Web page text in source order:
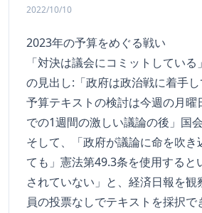
2022/10/10
2023年の予算をめぐる戦い
「対決は議会にコミットしてい
の見出し:「政府は政治戦に着手し
予算テキストの検討は今週の月曜
での1週間の激しい議論の後」国
そして、「政府が議論に命を吹き
ても」憲法第49.3条を使用すると
されていない」と、経済日報を
員の投票なしでテキストを採択で